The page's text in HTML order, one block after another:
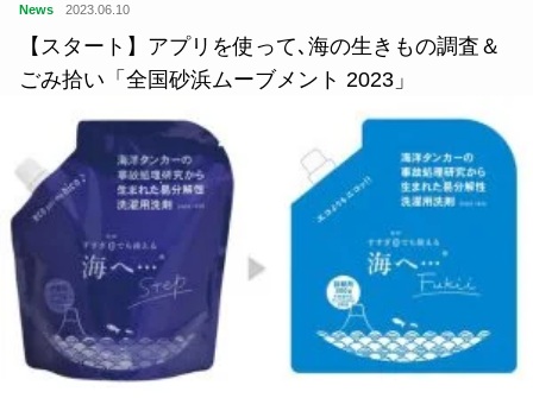
News 2023.06.10
【スタート】アプリを使って､海の生きもの調査＆
ごみ拾い「全国砂浜ムーブメント 2023」